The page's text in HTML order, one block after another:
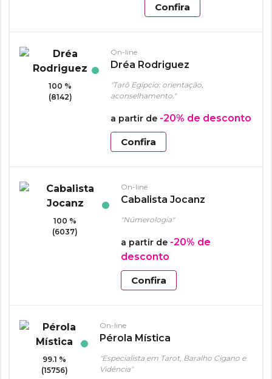
Confira
100 %
(8142)
On-line
Dréa Rodriguez
"Tarô Egípcio: orientação,
aconselhamento."
a partir de -20% de desconto
Confira
100 %
(6037)
On-line
Cabalista Jocanz
"Númerologia"
a partir de -20% de
desconto
Confira
99.1 %
(15756)
On-line
Pérola Mística
"Especialista em Tarot, Baralho Cigano e
Vidência"